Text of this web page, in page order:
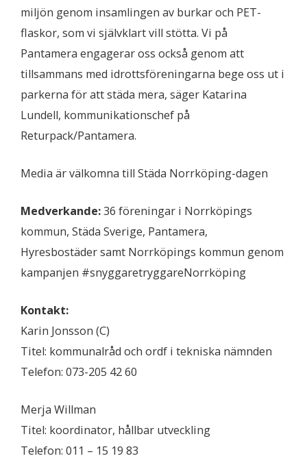
miljön genom insamlingen av burkar och PET-
flaskor, som vi självklart vill stötta. Vi på
Pantamera engagerar oss också genom att
tillsammans med idrottsföreningarna bege oss ut i
parkerna för att städa mera, säger Katarina
Lundell, kommunikationschef på
Returpack/Pantamera.
Media är välkomna till Städa Norrköping-dagen
Medverkande:36 föreningar i Norrköpings
kommun, Städa Sverige, Pantamera,
Hyresbostäder samt Norrköpings kommun genom
kampanjen #snyggaretryggareNorrköping
Kontakt:
Karin Jonsson (C)
Titel: kommunalråd och ordf i tekniska nämnden
Telefon: 073-205 42 60
Merja Willman
Titel: koordinator, hållbar utveckling
Telefon: 011 – 15 19 83